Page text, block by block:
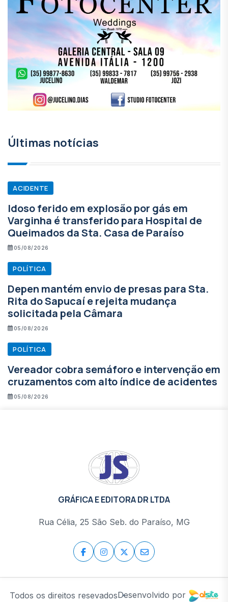
Últimas notícias
ACIDENTE
Idoso ferido em explosão por gás em
Varginha é transferido para Hospital de
Queimados da Sta. Casa de Paraíso
05/08/2026
POLÍTICA
Depen mantém envio de presas para Sta.
Rita do Sapucaí e rejeita mudança
solicitada pela Câmara
05/08/2026
POLÍTICA
Vereador cobra semáforo e intervenção em
cruzamentos com alto índice de acidentes
05/08/2026
GRÁFICA E EDITORA DR LTDA
Rua Célia, 25 São Seb. do Paraíso, MG
Todos os direitos resevadosDesenvolvido por